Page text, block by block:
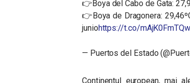
👉Boya del Cabo de Gata:
👉Boya de Dragonera:
juniohttps://t.co/mAjK0FmTQw
— Puertos del Estado
Continentul european, mai